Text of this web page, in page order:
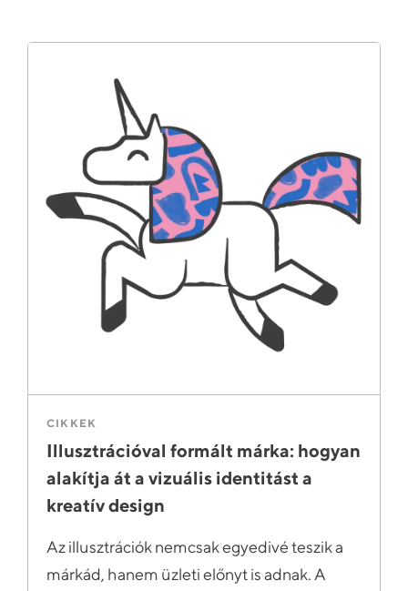
CIKKEK
Illusztrációval formált márka: hogyan
alakítja át a vizuális identitást a
kreatív design
Az illusztrációk nemcsak egyedivé teszik a
márkád, hanem üzleti előnyt is adnak. A